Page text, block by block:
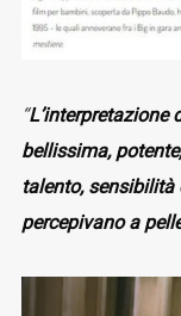
“L’interpretazione
bellissima,
talento,
percepivano a